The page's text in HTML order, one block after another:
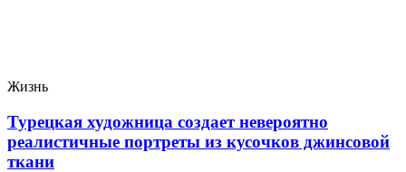
Жизнь
Турецкая художница создает невероятно
реалистичные портреты из кусочков джинсовой
ткани